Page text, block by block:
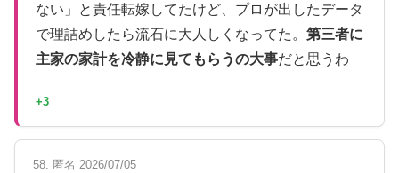
ない」と責任転嫁してたけど、プロが出したデータ
で理詰めしたら流石に大人しくなってた。 第三者に
主家の家計を冷静に見てもらうの大事だと思うわ
+3
58. 匿名 2026/07/05